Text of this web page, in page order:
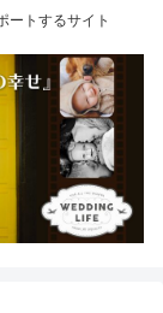
ートするサイト